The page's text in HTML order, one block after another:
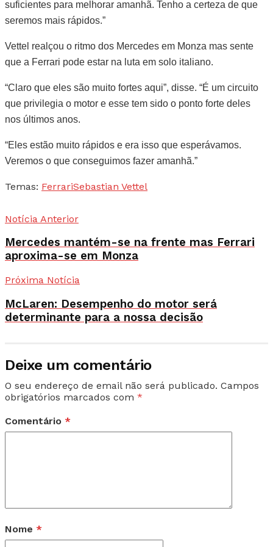
suficientes para melhorar amanhã. Tenho a certeza de que
seremos mais rápidos.”
Vettel realçou o ritmo dos Mercedes em Monza mas sente
que a Ferrari pode estar na luta em solo italiano.
“Claro que eles são muito fortes aqui”, disse. “É um circuito
que privilegia o motor e esse tem sido o ponto forte deles
nos últimos anos.
“Eles estão muito rápidos e era isso que esperávamos.
Veremos o que conseguimos fazer amanhã.”
Temas: FerrariSebastian Vettel
Notícia Anterior
Mercedes mantém-se na frente mas Ferrari
aproxima-se em Monza
Próxima Notícia
McLaren: Desempenho do motor será
determinante para a nossa decisão
Deixe um comentário
O seu endereço de email não será publicado. Campos
obrigatórios marcados com *
Comentário *
Nome *